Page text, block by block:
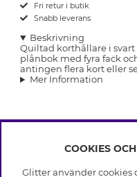
Fri retur i butik
Snabb leverans
Beskrivning
Quiltad korthållare i
plånbok med fyra fack
antingen flera kort eller
Mer Information
COOKIES
Glitter använder